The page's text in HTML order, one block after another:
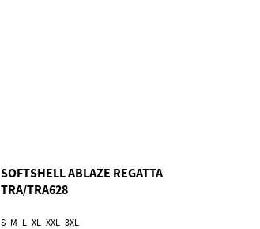
SOFTSHELL ABLAZE REGATTA
TRA/TRA628
S M L XL XXL 3XL